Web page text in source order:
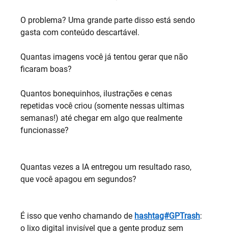
O problema? Uma grande parte disso está sendo
gasta com conteúdo descartável.
Quantas imagens você já tentou gerar que não
ficaram boas?
Quantos bonequinhos, ilustrações e cenas
repetidas você criou (somente nessas ultimas
semanas!) até chegar em algo que realmente
funcionasse?
Quantas vezes a IA entregou um resultado raso,
que você apagou em segundos?
É isso que venho chamando de hashtag#GPTrash:
o lixo digital invisível que a gente produz sem